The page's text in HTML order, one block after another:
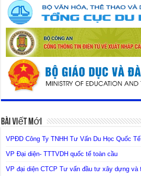
Bài Viết Mới
VPĐD Công Ty TNHH Tư Vấn Du Học Quốc
VP Đại diện- TTTVDH quốc tế toàn cầu
VP đại diện CTCP Tư vấn đầu tư xây dựng và